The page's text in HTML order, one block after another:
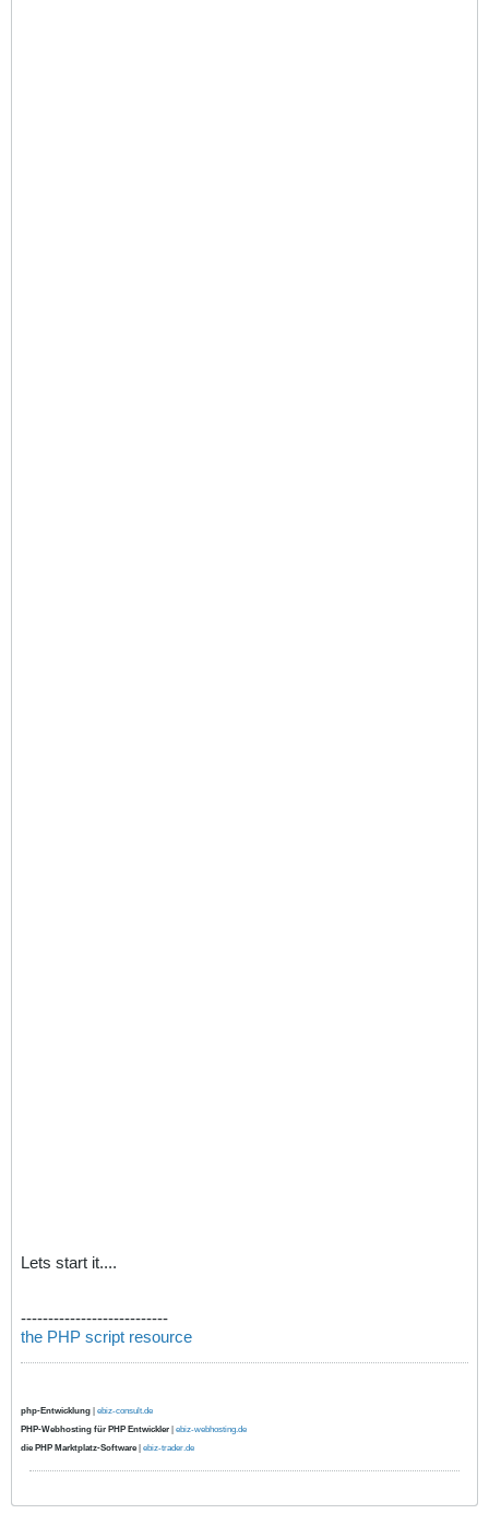
Lets start it....
---------------------------
the PHP script resource
php-Entwicklung
ebiz-consult.de
PHP-Webhosting für PHP Entwickler
ebiz-webhosting.de
die PHP Marktplatz-Software
ebiz-trader.de